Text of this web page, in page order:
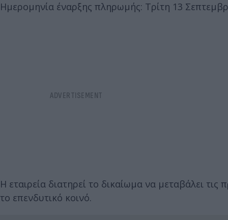
Ημερομηνία έναρξης πληρωμής: Τρίτη 13
Η εταιρεία διατηρεί το δικαίωμα να μεταβάλει
το επενδυτικό κοινό.